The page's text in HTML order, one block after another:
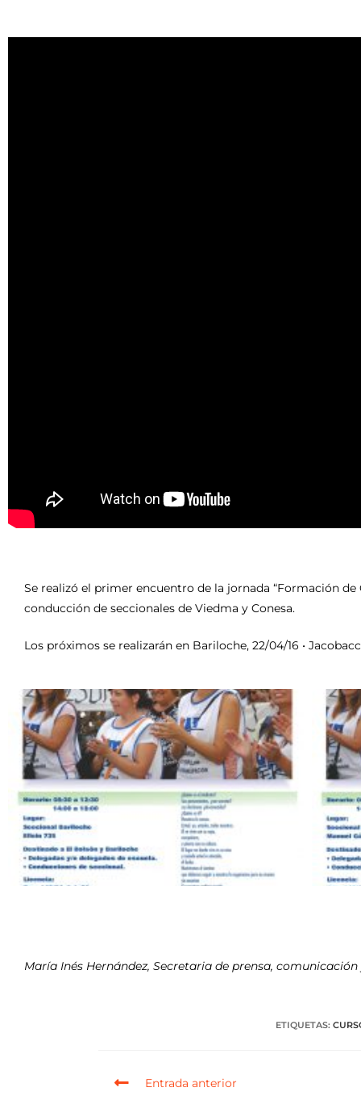
Se realizó el primer encuentro de la jornada “Formación
conducción de seccionales de Viedma y Conesa.
Los próximos se realizarán en Bariloche, 22/04/16 •
María Inés Hernández, Secretaria de prensa,
ETIQUETAS:
Entrada anterior